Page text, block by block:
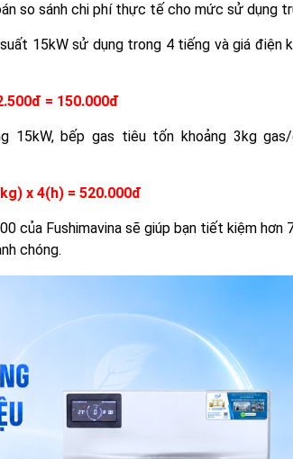
so sánh chi phí thực tế cho mức sử dụng
15kW sử dụng trong 4 tiếng và giá điện
= 150.000đ
bếp gas tiêu tốn khoảng 3kg gas/
x 4(h) = 520.000đ
Fushimavina sẽ giúp bạn tiết kiệm hơn
chóng.